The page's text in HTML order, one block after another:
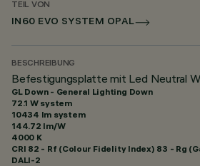
TEIL VON
IN60 EVO SYSTEM OPAL
BESCHREIBUNG
Befestigungsplatte mit Led Neutral
GL Down - General Lighting Down
72.1 W system
10434 lm system
144.72 lm/W
4000 K
CRI 82 - Rf (Colour Fidelity Index) 83 - Rg
DALI-2